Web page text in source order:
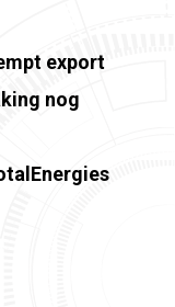
export
nog